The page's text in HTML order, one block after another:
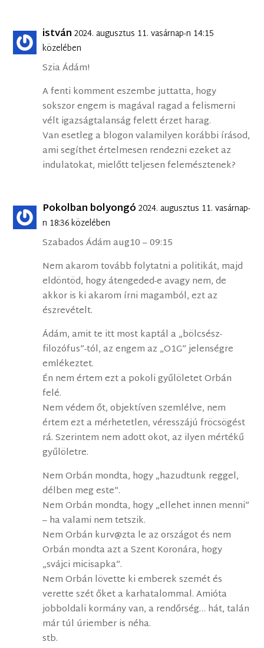
istván 2024. augusztus 11. vasárnap-n 14:15
közelében
Szia Ádám!
A fenti komment eszembe juttatta, hogy
sokszor engem is magával ragad a felismerni
vélt igazságtalanság felett érzet harag.
Van esetleg a blogon valamilyen korábbi írásod,
ami segíthet értelmesen rendezni ezeket az
indulatokat, mielőtt teljesen felemésztenek?
Pokolban bolyongó 2024. augusztus 11. vasárnap-
n 18:36 közelében
Szabados Ádám aug10 – 09:15
Nem akarom tovább folytatni a politikát, majd
eldöntöd, hogy átengeded-e avagy nem, de
akkor is ki akarom írni magamból, ezt az
észrevételt.
Ádám, amit te itt most kaptál a „bölcsész-
filozófus”-tól, az engem az „O1G” jelenségre
emlékeztet.
Én nem értem ezt a pokoli gyűlöletet Orbán
felé.
Nem védem őt, objektíven szemlélve, nem
értem ezt a mérhetetlen, véresszájú fröcsögést
rá. Szerintem nem adott okot, az ilyen mértékű
gyűlöletre.
Nem Orbán mondta, hogy „hazudtunk reggel,
délben meg este”.
Nem Orbán mondta, hogy „ellehet innen menni”
– ha valami nem tetszik.
Nem Orbán kurv@zta le az országot és nem
Orbán mondta azt a Szent Koronára, hogy
„svájci micisapka”.
Nem Orbán lövette ki emberek szemét és
verette szét őket a karhatalommal. Amióta
jobboldali kormány van, a rendőrség… hát, talán
már túl úriember is néha.
stb.